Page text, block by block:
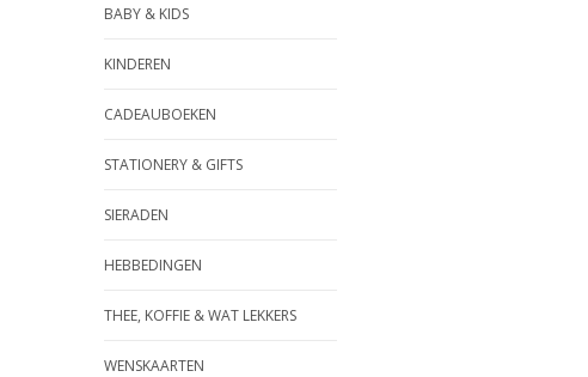
BABY & KIDS
KINDEREN
CADEAUBOEKEN
STATIONERY & GIFTS
SIERADEN
HEBBEDINGEN
THEE, KOFFIE & WAT LEKKERS
WENSKAARTEN